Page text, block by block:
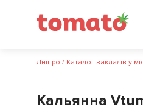
Дніпро / Каталог закладів у
Кальянна